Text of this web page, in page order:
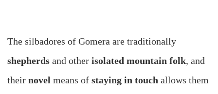
The silbadores of Gomera are traditionally
shepherds and other isolated mountain folk, and
their novel means of staying in touch allows them